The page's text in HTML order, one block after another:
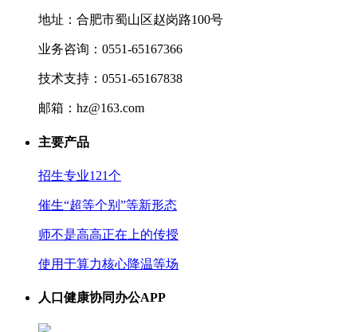
地址：合肥市蜀山区赵岗路100号
业务咨询：0551-65167366
技术支持：0551-65167838
邮箱：hz@163.com
主要产品
招生专业121个
催生“超等个别”等新形态
师不是高高正在上的传授
使用于算力核心降温等场
人口健康协同办公APP